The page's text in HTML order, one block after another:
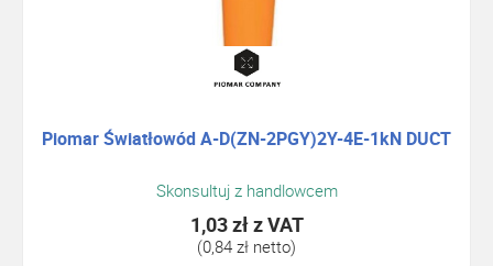
Piomar Światłowód A-D(ZN-2PGY)2Y-4E-1kN DUCT
Skonsultuj z handlowcem
1,03 złz VAT
(0,84 zł netto)